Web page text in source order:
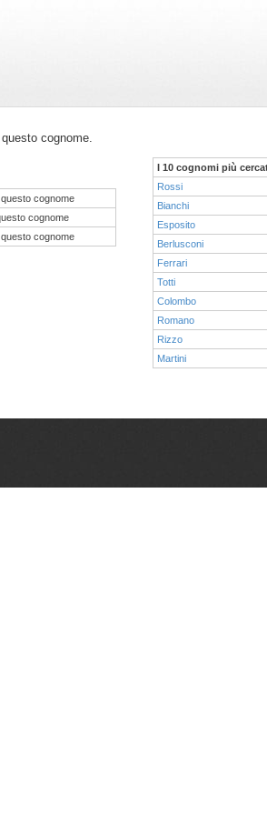
cognome.
cognome
cognome
cognome
I 10 cognomi più
Rossi
Bianchi
Esposito
Berlusconi
Ferrari
Totti
Colombo
Romano
Rizzo
Martini